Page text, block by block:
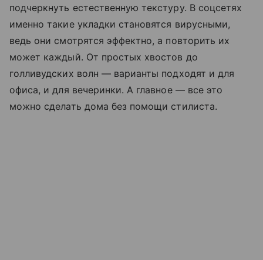
подчеркнуть естественную текстуру. В соцсетях
именно такие укладки становятся вирусными,
ведь они смотрятся эффектно, а повторить их
может каждый. От простых хвостов до
голливудских волн — варианты подходят и для
офиса, и для вечеринки. А главное — все это
можно сделать дома без помощи стилиста.